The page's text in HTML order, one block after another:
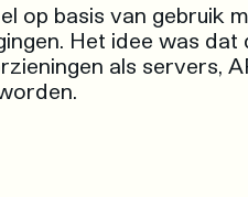
op basis van gebruik
Het idee was
als servers,